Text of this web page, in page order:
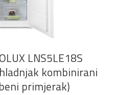
U KOŠARICU
LNS5LE18S
kombinirani
primjerak)